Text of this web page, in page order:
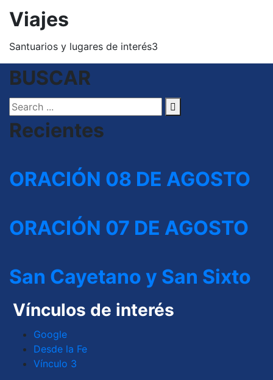
Viajes
Santuarios y lugares de interés3
BUSCAR
Recientes
ORACIÓN 08 DE AGOSTO
ORACIÓN 07 DE AGOSTO
San Cayetano y San Sixto
Vínculos de interés
Google
Desde la Fe
Vínculo 3